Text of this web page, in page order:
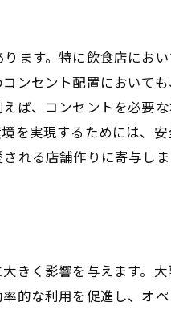
ー効率の高い設計方法
ンセント設置の見直し
ト配置で顧客体験を向上
コンセント設置
電源スペースの確保
設計戦略
の電源配置の工夫
セント設計の重要性
ます。特に飲食店にお
ンセント配置において
ば、コンセントを必要
を実現するためには、
れる店舗作りに寄与し
きく影響を与えます。
的な利用を促進し、オ